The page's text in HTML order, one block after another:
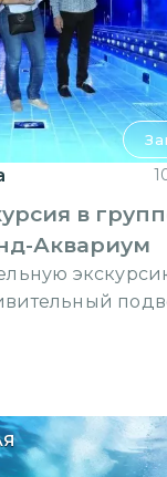
в
Аквариум